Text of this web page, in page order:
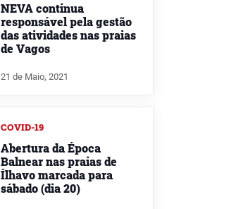
NEVA continua
responsável pela gestão
das atividades nas praias
de Vagos
21 de Maio, 2021
COVID-19
Abertura da Época
Balnear nas praias de
Ílhavo marcada para
sábado (dia 20)